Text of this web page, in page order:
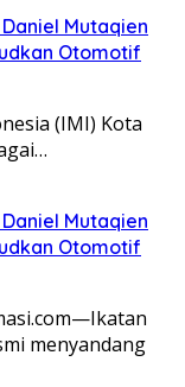
Mutaqien
Otomotif
(IMI) Kota
Mutaqien
Otomotif
menyandang